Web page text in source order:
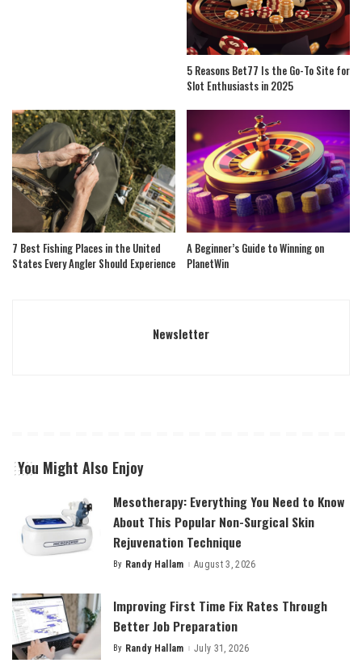
5 Reasons Bet77 Is the Go-To Site for
Slot Enthusiasts in 2025
7 Best Fishing Places in the United
States Every Angler Should Experience
A Beginner’s Guide to Winning on
PlanetWin
Newsletter
You Might Also Enjoy
Mesotherapy: Everything You Need to Know
About This Popular Non-Surgical Skin
Rejuvenation Technique
Posted
By Randy Hallam August 3, 2026
Improving First Time Fix Rates Through
Better Job Preparation
Posted
By Randy Hallam July 31, 2026